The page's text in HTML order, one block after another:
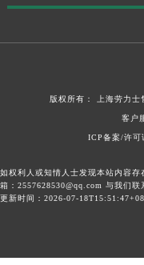
版权所有： 上海劳力
客户
ICP备案/许可
如权利人或知情人士发现本站内容
箱：2557628530@qq.com 与我们
更新时间：2026-07-